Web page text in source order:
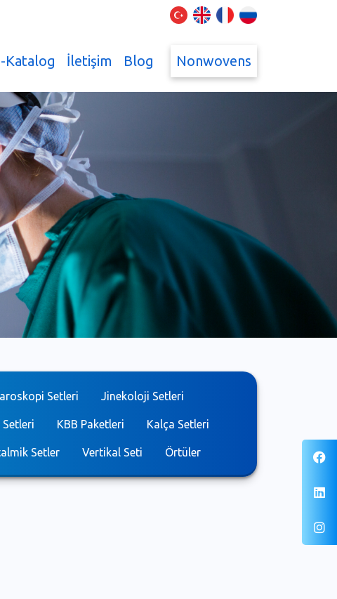
Katalog İletişim Blog Nonwovens
Setleri Jinekoloji Setleri
KBB Paketleri Kalça Setleri
Setler Vertikal Seti Örtüler